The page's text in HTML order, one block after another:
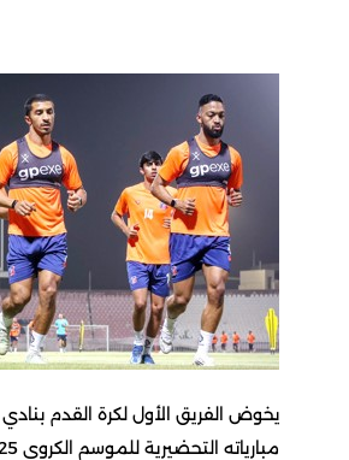
يخوض الفريق الأول لكرة القدم بنادي